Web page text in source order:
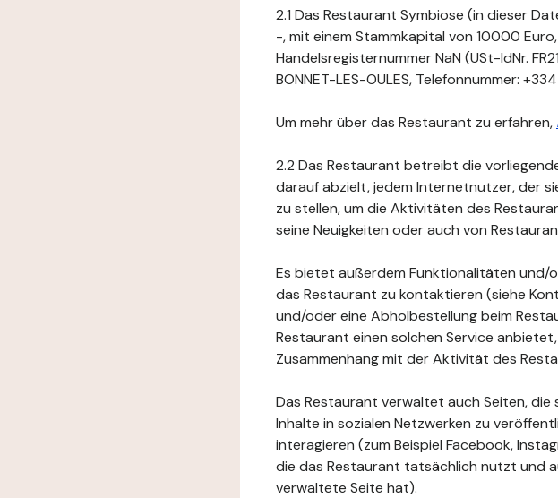
2.1 Das Restaurant Symbiose (in dieser
-, mit einem Stammkapital von 10000
Handelsregisternummer NaN (USt-IdNr.
BONNET-LES-OULES, Telefonnummer:
Um mehr über das Restaurant zu erfahren,
2.2 Das Restaurant betreibt die
darauf abzielt, jedem Internetnutzer, der
zu stellen, um die Aktivitäten des
seine Neuigkeiten oder auch von
Es bietet außerdem Funktionalitäten und/
das Restaurant zu kontaktieren (siehe
und/oder eine Abholbestellung beim
Restaurant einen solchen Service
Zusammenhang mit der Aktivität des
Das Restaurant verwaltet auch Seiten,
Inhalte in sozialen Netzwerken zu
interagieren (zum Beispiel Facebook,
die das Restaurant tatsächlich nutzt und
verwaltete Seite hat).